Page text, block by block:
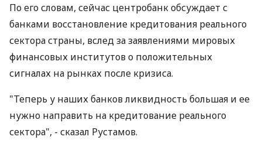
По его словам, сейчас центробанк обсуждает с
банками восстановление кредитования реального
сектора страны, вслед за заявлениями мировых
финансовых институтов о положительных
сигналах на рынках после кризиса.
"Теперь у наших банков ликвидность большая и ее
нужно направить на кредитование реального
сектора", - сказал Рустамов.